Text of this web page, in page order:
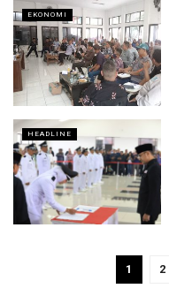
EKONOMI
HEADLINE
1 2